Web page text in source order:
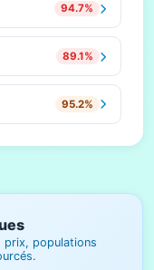
94.7%
89.1%
95.2%
prix, populations